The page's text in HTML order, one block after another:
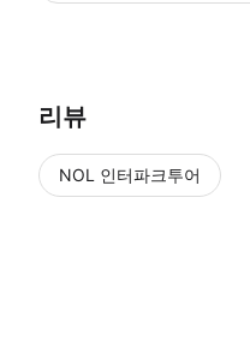
리뷰
NOL 인터파크투어